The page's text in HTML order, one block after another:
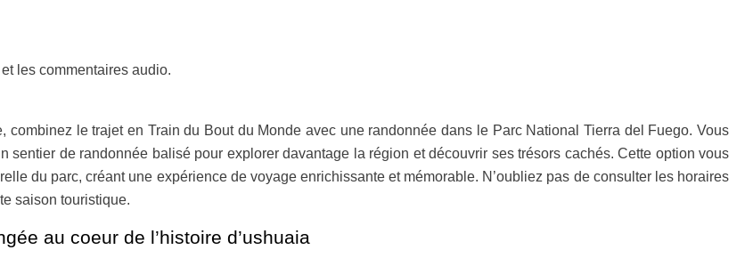
les commentaires audio.
combinez le trajet en Train du Bout du Monde avec une randonnée dans le Parc National Tierra del Fuego. Vous
sentier de randonnée balisé pour explorer davantage la région et découvrir ses trésors cachés. Cette option vous
du parc, créant une expérience de voyage enrichissante et mémorable. N’oubliez pas de consulter les horaires
saison touristique.
au coeur de l’histoire d’ushuaia